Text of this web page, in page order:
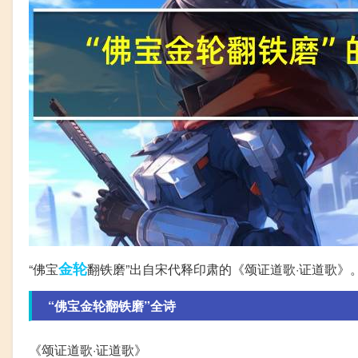
“佛宝金轮翻铁磨”出自宋代释印肃的《颂证道歌·证道歌》
“佛宝金轮翻铁磨”全诗
《颂证道歌·证道歌》